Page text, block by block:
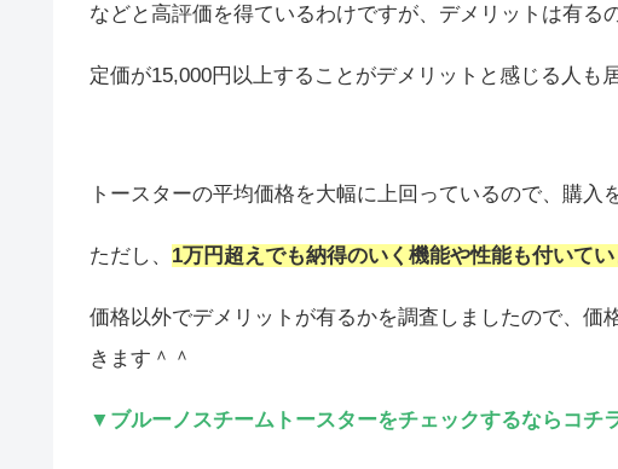
などと高評価を得ているわけですが、デメリットは有る
定価が15,000円以上することがデメリットと感じる人も
トースターの平均価格を大幅に上回っているので、購入
ただし、 1万円超えでも納得のいく機能や性能も付いてい
価格以外でデメリットが有るかを調査しましたので、価
きます＾＾
▼ブルーノスチームトースターをチェックするならコチ